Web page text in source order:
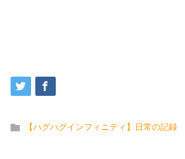
【ハグハグインフィニティ】日常の記録